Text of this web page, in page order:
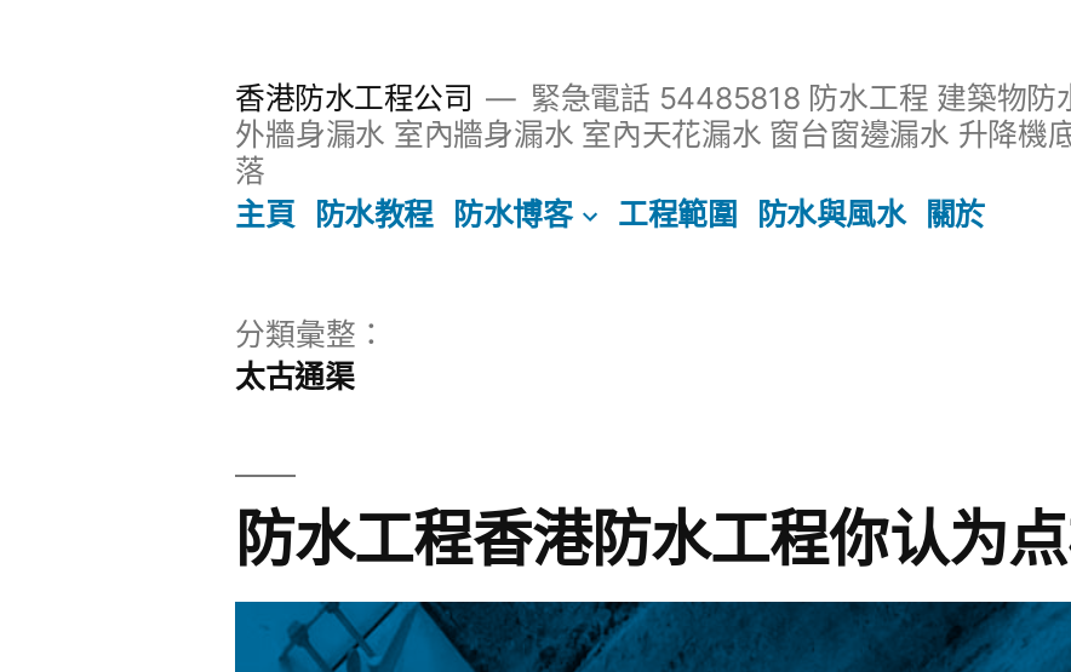
香港防水工程公司
緊急電話 54485818 防水工程 建築物防
外牆身漏水 室內牆身漏水 室內天花漏水 窗台窗邊漏水 升降機
落
主頁
防水教程 防水博客 工程範圍 防水與風水 關於
分類彙整：
太古通渠
防水工程香港防水工程你认为